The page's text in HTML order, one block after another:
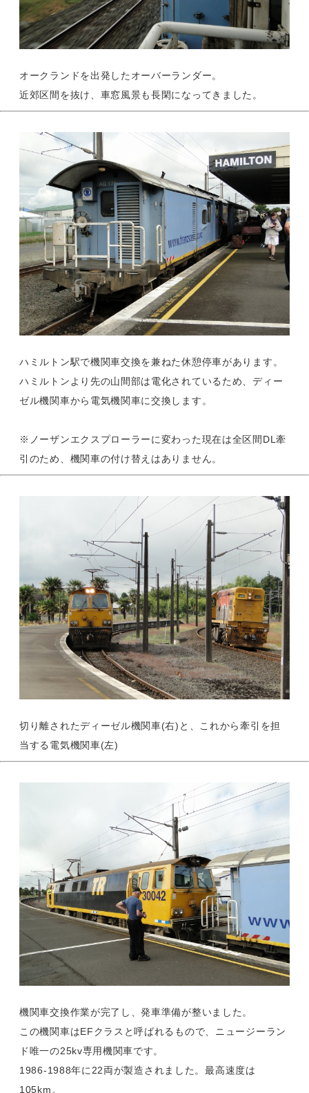
オークランドを出発したオーバーランダー。
近郊区間を抜け、車窓風景も長閑になってきました。
ハミルトン駅で機関車交換を兼ねた休憩停車があります。
ハミルトンより先の山間部は電化されているため、ディー
ゼル機関車から電気機関車に交換します。
※ノーザンエクスプローラーに変わった現在は全区間DL牽
引のため、機関車の付け替えはありません。
切り離されたディーゼル機関車(右)と、これから牽引を担
当する電気機関車(左)
機関車交換作業が完了し、発車準備が整いました。
この機関車はEFクラスと呼ばれるもので、ニュージーラン
ド唯一の25kv専用機関車です。
1986-1988年に22両が製造されました。最高速度は
105km。